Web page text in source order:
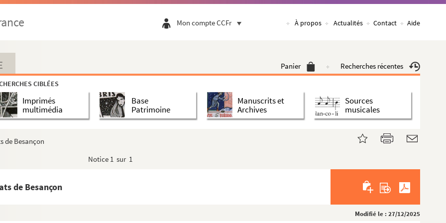
Mon compte CCFr À propos Actualités Contact Aide
Panier Recherches récentes
CIBLÉES
Imprimés
multimédia
Base
Patrimoine
Manuscrits et
Archives
Sources
musicales
de Besançon
Notice 1 sur 1
de Besançon
Modifié le : 27/12/2025
de la province [de Franche-Comté] ; A-F. »
de la province [de Franche-Comté] ; Q-V. »